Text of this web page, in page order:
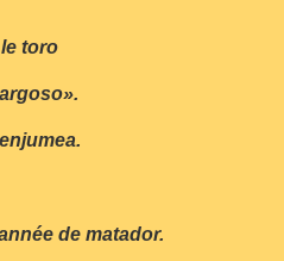
toro
de matador.